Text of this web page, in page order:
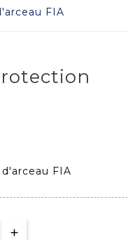
FIA
FIA